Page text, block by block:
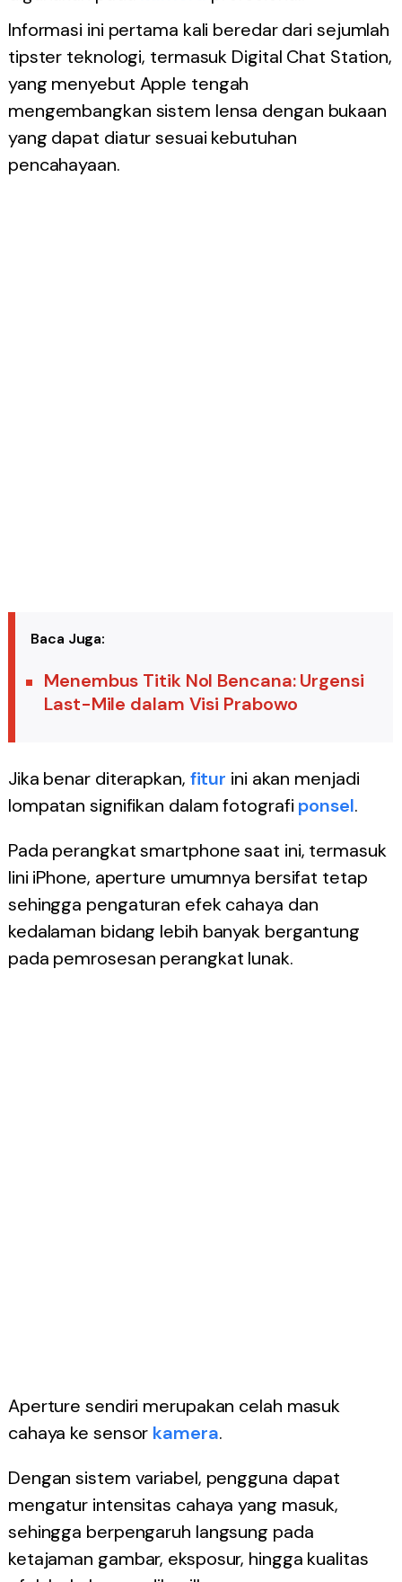
Informasi ini pertama kali beredar dari sejumlah
tipster teknologi, termasuk Digital Chat Station,
yang menyebut Apple tengah
mengembangkan sistem lensa dengan bukaan
yang dapat diatur sesuai kebutuhan
pencahayaan.
Baca Juga:
Menembus Titik Nol Bencana: Urgensi
Last-Mile dalam Visi Prabowo
Jika benar diterapkan, fitur ini akan menjadi
lompatan signifikan dalam fotografi ponsel.
Pada perangkat smartphone saat ini, termasuk
lini iPhone, aperture umumnya bersifat tetap
sehingga pengaturan efek cahaya dan
kedalaman bidang lebih banyak bergantung
pada pemrosesan perangkat lunak.
Aperture sendiri merupakan celah masuk
cahaya ke sensor kamera.
Dengan sistem variabel, pengguna dapat
mengatur intensitas cahaya yang masuk,
sehingga berpengaruh langsung pada
ketajaman gambar, eksposur, hingga kualitas